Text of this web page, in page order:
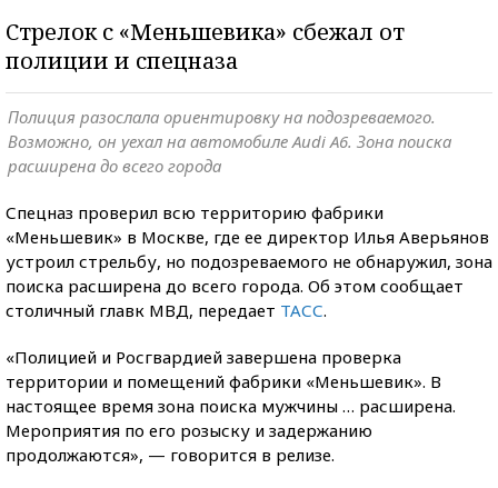
Стрелок с «Меньшевика» сбежал от
полиции и спецназа
Полиция разослала ориентировку на подозреваемого.
Возможно, он уехал на автомобиле Audi A6. Зона поиска
расширена до всего города
Спецназ проверил всю территорию фабрики
«Меньшевик» в Москве, где ее директор Илья Аверьянов
устроил стрельбу, но подозреваемого не обнаружил, зона
поиска расширена до всего города. Об этом сообщает
столичный главк МВД, передает ТАСС.
«Полицией и Росгвардией завершена проверка
территории и помещений фабрики «Меньшевик». В
настоящее время зона поиска мужчины … расширена.
Мероприятия по его розыску и задержанию
продолжаются», — говорится в релизе.